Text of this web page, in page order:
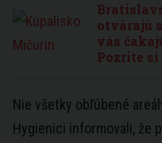
otvárajú
vás
Pozrite si
Nie všetky obľúbené
Hygienici informovali, že